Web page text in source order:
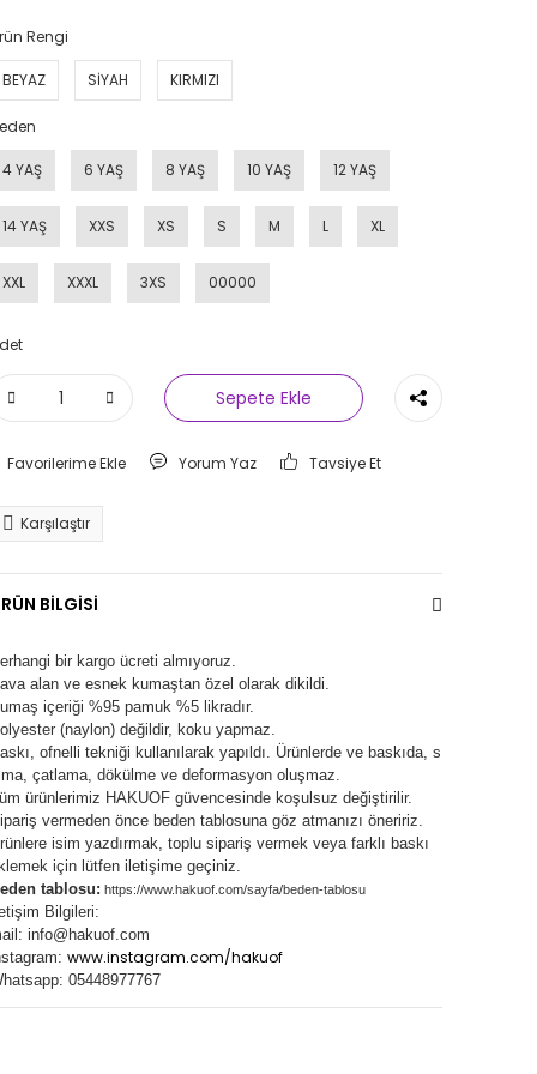
Rengi
BEYAZ SİYAH KIRMIZI
4 YAŞ 6 YAŞ 8 YAŞ 10 YAŞ 12 YAŞ
14 YAŞ XXS XS S M L XL
XXL XXXL 3XS 00000
Sepete Ekle
Yorum Yaz Tavsiye Et
Karşılaştır
BİLGİSİ
bir kargo ücreti almıyoruz.
alan ve esnek kumaştan özel olarak dikildi.
içeriği %95 pamuk %5 likradır.
(naylon) değildir, koku yapmaz.
ofnelli tekniği kullanılarak yapıldı. Ürünlerde ve baskıda, s
çatlama, dökülme ve deformasyon oluşmaz.
ürünlerimiz HAKUOF güvencesinde koşulsuz değiştirilir.
vermeden önce beden tablosuna göz atmanızı öneririz.
isim yazdırmak, toplu sipariş vermek veya farklı baskı
için lütfen iletişime geçiniz.
tablosu: https://www.hakuof.com/sayfa/beden-tablosu
Bilgileri:
info@hakuof.com
www.instagram.com/hakuof
05448977767